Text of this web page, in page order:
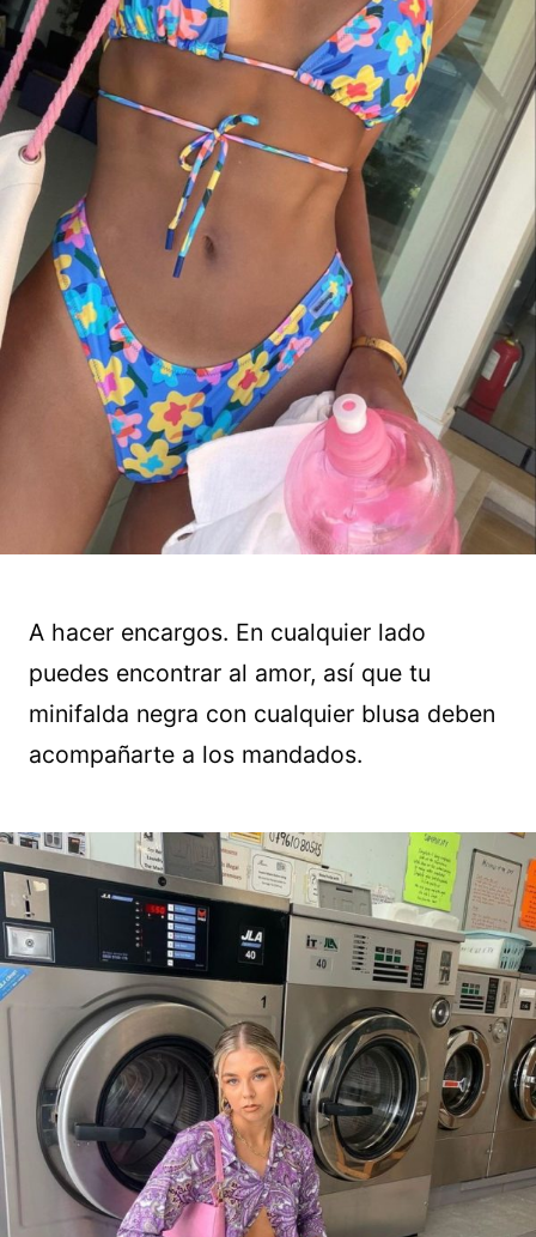
A hacer encargos. En cualquier lado
puedes encontrar al amor, así que tu
minifalda negra con cualquier blusa deben
acompañarte a los mandados.